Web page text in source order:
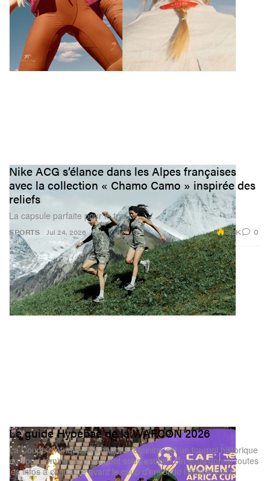
SPORTS
Nike ACG s’élance dans les Alpes françaises
avec la collection « Chamo Camo » inspirée des
reliefs
La capsule parfaite pour le trail.
Jul 24, 2026 3.2K 0
Le guide Hypebae de la WAFCON 2026
La Coupe d’Afrique des nations féminine est un tournoi historique
du sport féminin trop souvent sous-estimé. On vous donne toutes
les infos à connaître avant le coup d’envoi de l’édition 2026.